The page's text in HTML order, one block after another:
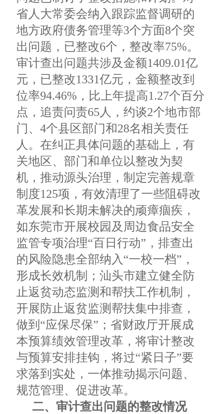
省人大常委会纳入跟踪监督调研的
地方政府债务管理等3个方面8个突
出问题，已整改6个，整改率75%。
审计查出问题共涉及金额1409.01亿
元，已整改1331亿元，金额整改到
位率94.46%，比上年提高1.27个百分
点，追责问责65人，约谈2个地市部
门、4个县区部门和28名相关责任
人。在纠正具体问题的基础上，有
关地区、部门和单位以整改为契
机，推动源头治理，制定完善规章
制度125项，有效清理了一些阻碍改
革发展和长期未解决的顽瘴痼疾，
如东莞市开展校园及周边食品安全
监管专项治理“百日行动”，排查出
的风险隐患全部纳入“一校一档”，
形成长效机制；汕头市建立健全防
止返贫动态监测和帮扶工作机制，
开展防止返贫监测帮扶集中排查，
做到“应保尽保”；省财政厅开展成
本预算绩效管理改革，将审计整改
与预算安排挂钩，将过“紧日子”要
求落到实处，一体推动揭示问题、
规范管理、促进改革。
二、审计查出问题的整改情况